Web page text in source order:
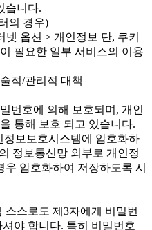
습니다.
의 경우)
옵션 > 개인정보 단, 쿠키
필요한 일부 서비스의 이용
적/관리적 대책
번호에 의해 보호되며, 개인
통해 보호 되고 있습니다.
정보보호시스템에 암호화하
정보통신망 외부로 개인정
우 암호화하여 저장하도록 시
스스로도 제3자에게 비밀번
야 합니다. 특히 비밀번호